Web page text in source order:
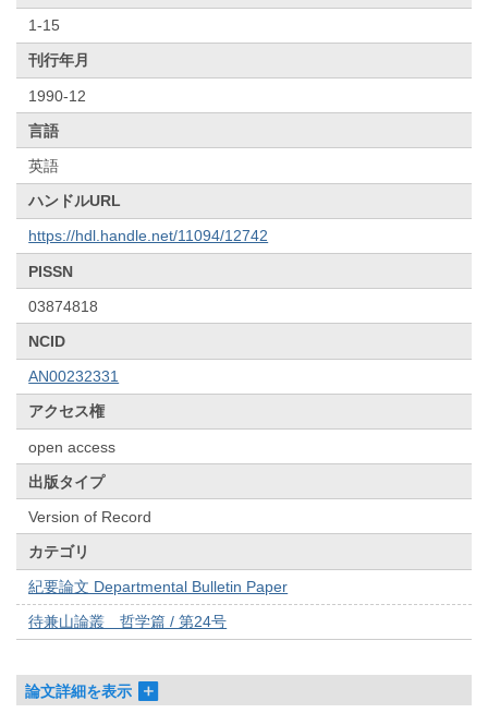
1-15
刊行年月
1990-12
言語
英語
ハンドルURL
https://hdl.handle.net/11094/12742
PISSN
03874818
NCID
AN00232331
アクセス権
open access
出版タイプ
Version of Record
カテゴリ
紀要論文 Departmental Bulletin Paper
待兼山論叢 哲学篇 / 第24号
論文詳細を表示